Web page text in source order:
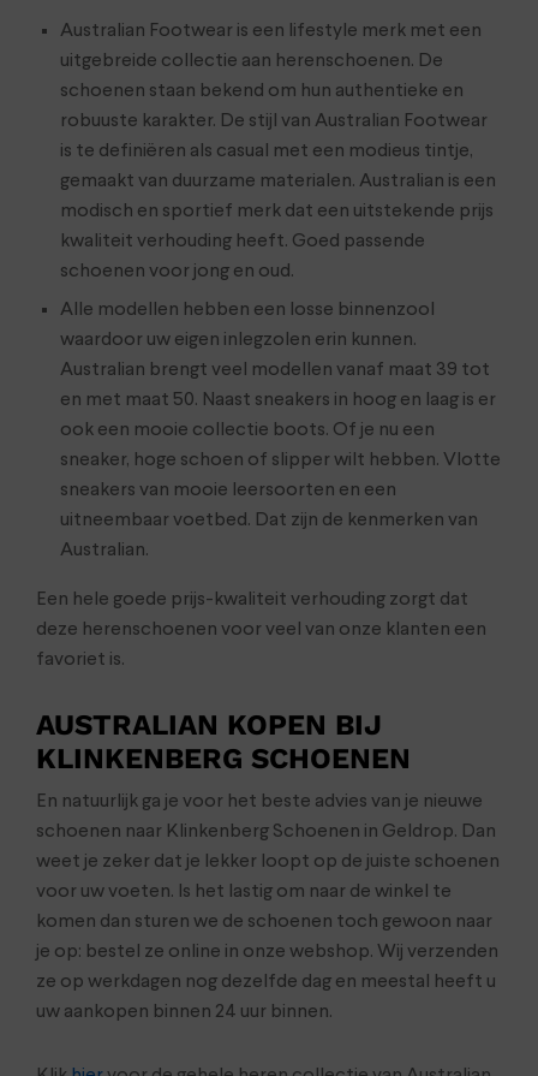
Australian Footwear is een lifestyle merk met een
uitgebreide collectie aan herenschoenen. De
schoenen staan bekend om hun authentieke en
robuuste karakter. De stijl van Australian Footwear
is te definiëren als casual met een modieus tintje,
gemaakt van duurzame materialen. Australian is een
modisch en sportief merk dat een uitstekende prijs
kwaliteit verhouding heeft. Goed passende
schoenen voor jong en oud.
Alle modellen hebben een losse binnenzool
waardoor uw eigen inlegzolen erin kunnen.
Australian brengt veel modellen vanaf maat 39 tot
en met maat 50. Naast sneakers in hoog en laag is er
ook een mooie collectie boots. Of je nu een
sneaker, hoge schoen of slipper wilt hebben. Vlotte
sneakers van mooie leersoorten en een
uitneembaar voetbed. Dat zijn de kenmerken van
Australian.
Een hele goede prijs-kwaliteit verhouding zorgt dat
deze herenschoenen voor veel van onze klanten een
favoriet is.
AUSTRALIAN KOPEN BIJ
KLINKENBERG SCHOENEN
En natuurlijk ga je voor het beste advies van je nieuwe
schoenen naar Klinkenberg Schoenen in Geldrop. Dan
weet je zeker dat je lekker loopt op de juiste schoenen
voor uw voeten. Is het lastig om naar de winkel te
komen dan sturen we de schoenen toch gewoon naar
je op: bestel ze online in onze webshop. Wij verzenden
ze op werkdagen nog dezelfde dag en meestal heeft u
uw aankopen binnen 24 uur binnen.